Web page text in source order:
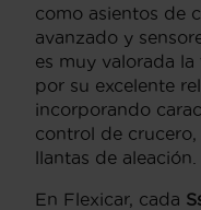
como asientos de
avanzado y
es muy valorada la
por su excelente
incorporando
control de
llantas de aleación.
En Flexicar, cada